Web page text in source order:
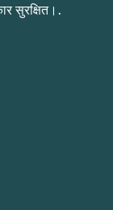
सुरक्षित।.